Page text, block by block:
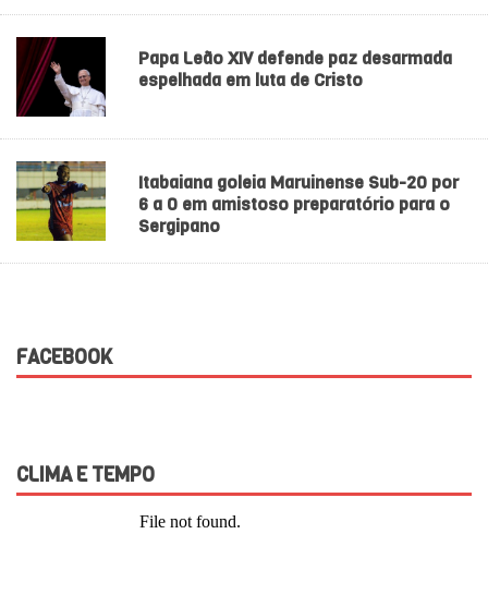
Papa Leão XIV defende paz desarmada
espelhada em luta de Cristo
Itabaiana goleia Maruinense Sub-20 por
6 a 0 em amistoso preparatório para o
Sergipano
FACEBOOK
CLIMA E TEMPO